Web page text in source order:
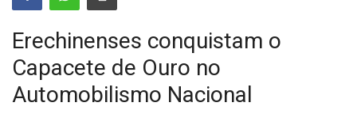
ESPORTE
REGIÃO
SAÚDE
EDUCAÇÃO
Erechinenses conquistam o
Capacete de Ouro no
Automobilismo Nacional